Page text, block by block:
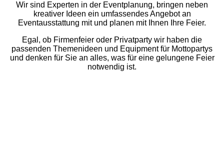
Wir sind Experten in der Eventplanung, bringen neben
kreativer Ideen ein umfassendes Angebot an
Eventausstattung mit und planen mit Ihnen Ihre Feier.
Egal, ob Firmenfeier oder Privatparty wir haben die
passenden Themenideen und Equipment für Mottopartys
und denken für Sie an alles, was für eine gelungene Feier
notwendig ist.